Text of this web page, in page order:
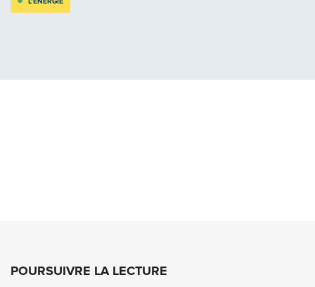
POURSUIVRE LA LECTURE